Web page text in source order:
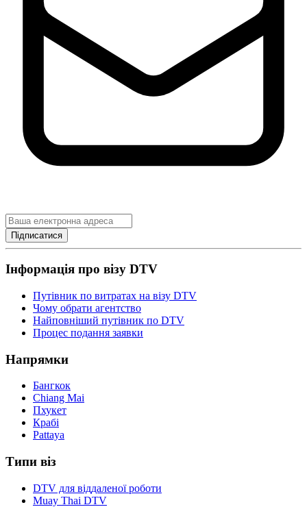
Підписатися
Інформація про візу DTV
Путівник по витратах на візу DTV
Чому обрати агентство
Найповніший путівник по DTV
Процес подання заявки
Напрямки
Бангкок
Chiang Mai
Пхукет
Крабі
Pattaya
Типи віз
DTV для віддаленої роботи
Muay Thai DTV